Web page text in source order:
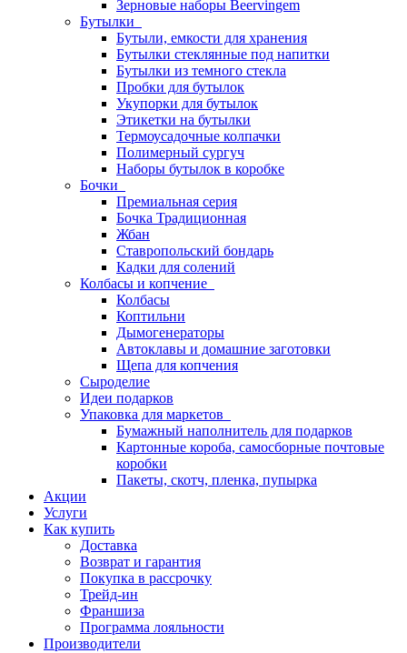
Зерновые наборы Beervingem
Бутылки
Бутыли, емкости для хранения
Бутылки стеклянные под напитки
Бутылки из темного стекла
Пробки для бутылок
Укупорки для бутылок
Этикетки на бутылки
Термоусадочные колпачки
Полимерный сургуч
Наборы бутылок в коробке
Бочки
Премиальная серия
Бочка Традиционная
Жбан
Ставропольский бондарь
Кадки для солений
Колбасы и копчение
Колбасы
Коптильни
Дымогенераторы
Автоклавы и домашние заготовки
Щепа для копчения
Сыроделие
Идеи подарков
Упаковка для маркетов
Бумажный наполнитель для подарков
Картонные короба, самосборные почтовые
коробки
Пакеты, скотч, пленка, пупырка
Акции
Услуги
Как купить
Доставка
Возврат и гарантия
Покупка в рассрочку
Трейд-ин
Франшиза
Программа лояльности
Производители